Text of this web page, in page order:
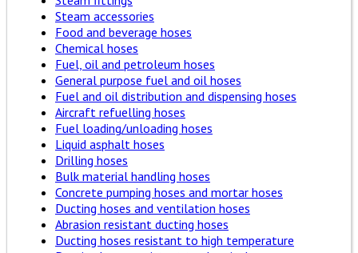
Steam accessories
Food and beverage hoses
Chemical hoses
Fuel, oil and petroleum hoses
General purpose fuel and oil hoses
Fuel and oil distribution and dispensing hoses
Aircraft refuelling hoses
Fuel loading/unloading hoses
Liquid asphalt hoses
Drilling hoses
Bulk material handling hoses
Concrete pumping hoses and mortar hoses
Ducting hoses and ventilation hoses
Abrasion resistant ducting hoses
Ducting hoses resistant to high temperature